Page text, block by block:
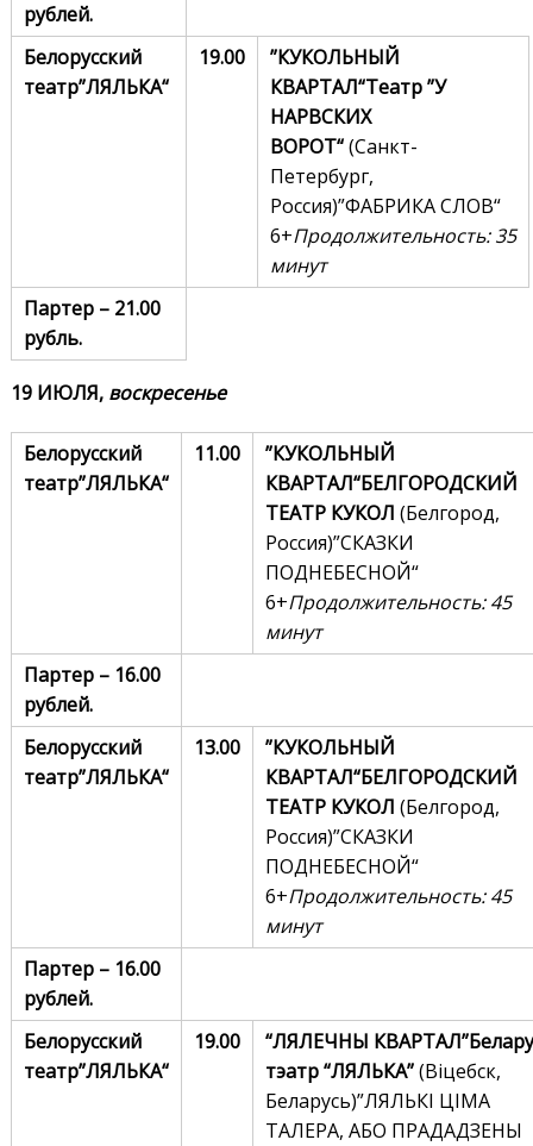
рублей.
Белорусский
театр”ЛЯЛЬКА“
19.00
”КУКОЛЬНЫЙ
КВАРТАЛ“Театр”У
НАРВСКИХ
ВОРОТ“(Санкт-
Петербург,
Россия)”ФАБРИКА СЛОВ“
6+Продолжительность:35
минут
Партер – 21.00
рубль.
19ИЮЛЯ, воскресенье
Белорусский
театр”ЛЯЛЬКА“
11.00
”КУКОЛЬНЫЙ
КВАРТАЛ“БЕЛГОРОДСКИЙ
ТЕАТР КУКОЛ (Белгород,
Россия)”СКАЗКИ
ПОДНЕБЕСНОЙ“
6+Продолжительность: 45
минут
Партер – 16.00
рублей.
Белорусский
театр”ЛЯЛЬКА“
13.00
”КУКОЛЬНЫЙ
КВАРТАЛ“БЕЛГОРОДСКИЙ
ТЕАТР КУКОЛ (Белгород,
Россия)”СКАЗКИ
ПОДНЕБЕСНОЙ“
6+Продолжительность: 45
минут
Партер – 16.00
рублей.
Белорусский
театр”ЛЯЛЬКА“
19.00 “ЛЯЛЕЧНЫ КВАРТАЛ”
тэатр “ЛЯЛЬКА”(Віцебск,
Беларусь)”ЛЯЛЬКІ ЦІМА
ТАЛЕРА, АБО ПРАДАДЗЕНЫ